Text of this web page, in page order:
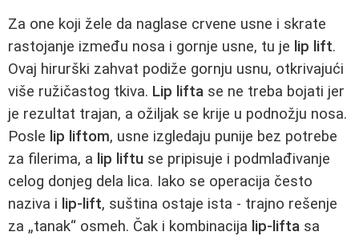
Za one koji žele da naglase crvene usne i skrate
rastojanje između nosa i gornje usne, tu je lip lift.
Ovaj hirurški zahvat podiže gornju usnu, otkrivajući
više ružičastog tkiva. Lip lifta se ne treba bojati jer
je rezultat trajan, a ožiljak se krije u podnožju nosa.
Posle lip liftom, usne izgledaju punije bez potrebe
za filerima, a lip liftu se pripisuje i podmlađivanje
celog donjeg dela lica. Iako se operacija često
naziva i lip‑lift, suština ostaje ista - trajno rešenje
za „tanak“ osmeh. Čak i kombinacija lip‑lifta sa